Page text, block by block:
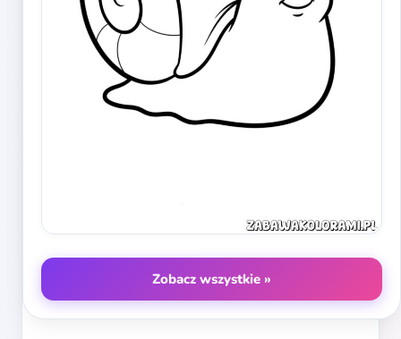
Zobacz wszystkie »